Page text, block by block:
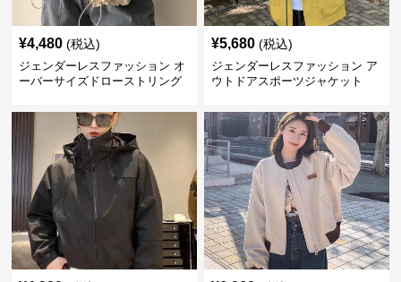
¥4,480 (税込)
ジェンダーレスファッション オ
ーバーサイズドローストリング
¥5,680 (税込)
ジェンダーレスファッション ア
ウトドアスポーツジャケット